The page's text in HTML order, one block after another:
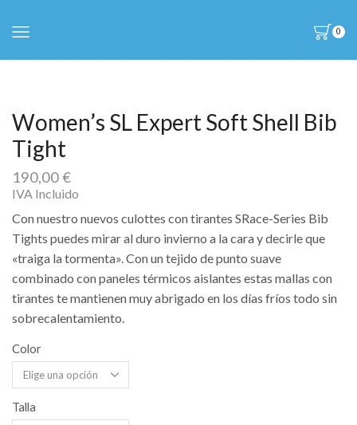
0
Women’s SL Expert Soft Shell Bib
Tight
190,00€
IVA Incluido
Con nuestro nuevos culottes con tirantes SRace-Series Bib
Tights puedes mirar al duro invierno a la cara y decirle que
«traiga la tormenta». Con un tejido de punto suave
combinado con paneles térmicos aislantes estas mallas con
tirantes te mantienen muy abrigado en los días fríos todo sin
sobrecalentamiento.
Color
Talla